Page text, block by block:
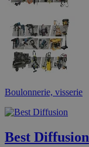
Boulonnerie, visserie
Best Diffusion